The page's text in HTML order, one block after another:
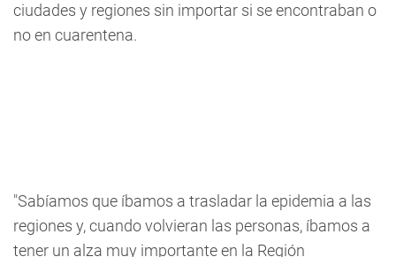
ciudades y regiones sin importar si se encontraban o
no en cuarentena.
"Sabíamos que íbamos a trasladar la epidemia a las
regiones y, cuando volvieran las personas, íbamos a
tener un alza muy importante en la Región